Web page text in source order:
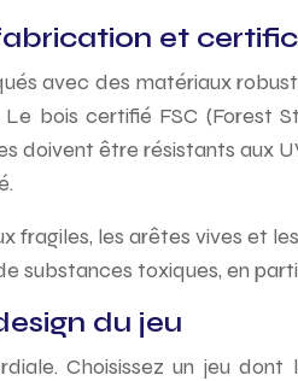
et
avec des matériaux
bois certifié FSC (Forest
doivent être résistants aux
fragiles, les arêtes vives et
substances toxiques, en
du jeu
Choisissez un jeu